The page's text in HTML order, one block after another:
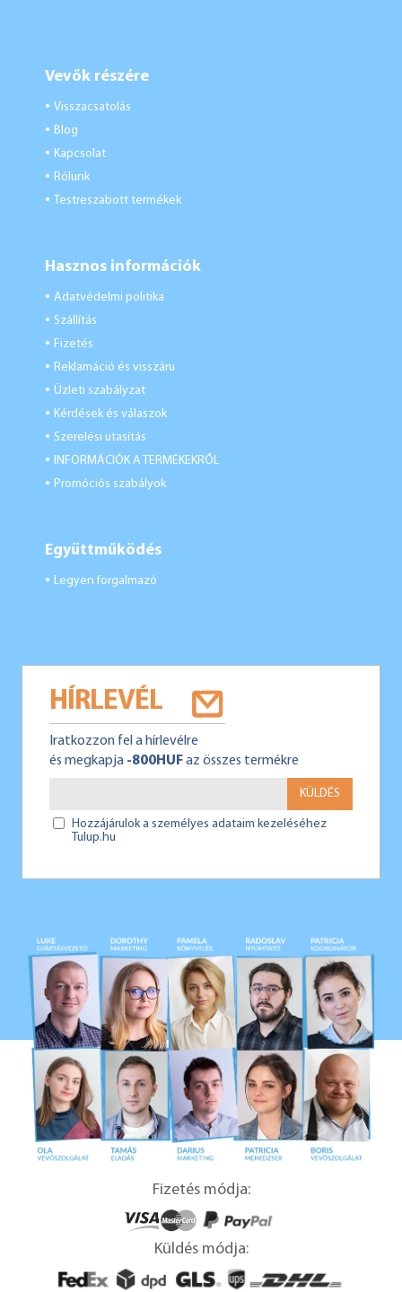
Vevők részére
● Visszacsatolás
● Blog
● Kapcsolat
● Rólunk
● Testreszabott termékek
Hasznos információk
● Adatvédelmi politika
● Szállítás
● Fizetés
● Reklamáció és visszáru
● Üzleti szabályzat
● Kérdések és válaszok
● Szerelési utasítás
● INFORMÁCIÓK A TERMÉKEKRŐL
● Promóciós szabályok
Együttműködés
● Legyen forgalmazó
HÍRLEVÉL
Iratkozzon fel a hírlevélre
és megkapja -800HUFaz összes termékre
KÜLDÉS
Hozzájárulok a személyes adataim kezeléséhez
Tulup.hu
Fizetés módja:
Küldés módja: